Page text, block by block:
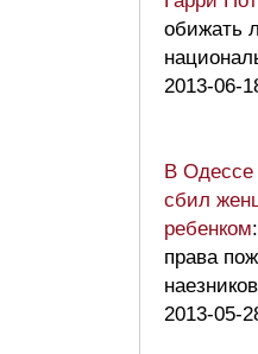
обижать
2013-06-
В Одессе
сбил
ребенком
права
наезников
2013-05-